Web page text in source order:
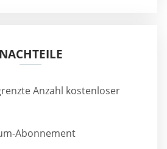
NACHTEILE
Anzahl kostenloser
Abonnement